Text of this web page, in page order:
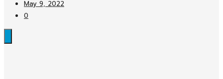
May 9, 2022
0